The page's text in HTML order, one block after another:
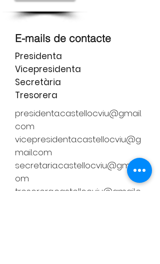
E-mails de contacte
Presidenta
Vicepresidenta
Secretària
Tresorera
presidenta.castellocviu@gmail.
com
vicepresidenta.castellocviu@g
mail.com
secretaria.castellocviu@gmail.c
om
tresorera.castellocviu@gmail.c